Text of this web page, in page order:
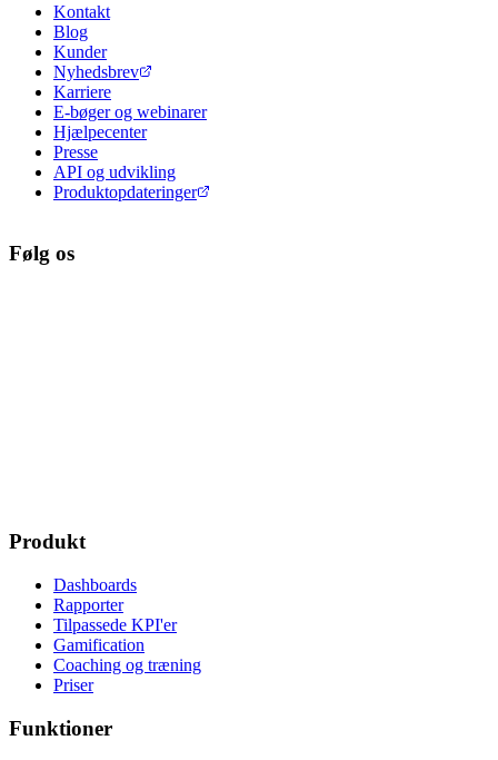
Kontakt
Blog
Kunder
Nyhedsbrev
Karriere
E-bøger og webinarer
Hjælpecenter
Presse
API og udvikling
Produktopdateringer
Følg os
Produkt
Dashboards
Rapporter
Tilpassede KPI'er
Gamification
Coaching og træning
Priser
Funktioner